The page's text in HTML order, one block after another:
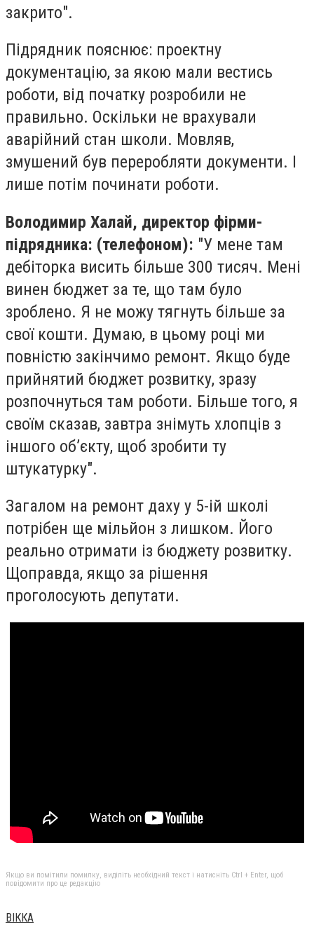
закрито".
Підрядник пояснює: проектну
документацію, за якою мали вестись
роботи, від початку розробили не
правильно. Оскільки не врахували
аварійний стан школи. Мовляв,
змушений був переробляти документи. І
лише потім починати роботи.
Володимир Халай, директор фірми-
підрядника: (телефоном): "У мене там
дебіторка висить більше 300 тисяч. Мені
винен бюджет за те, що там було
зроблено. Я не можу тягнуть більше за
свої кошти. Думаю, в цьому році ми
повністю закінчимо ремонт. Якщо буде
прийнятий бюджет розвитку, зразу
розпочнуться там роботи. Більше того, я
своїм сказав, завтра знімуть хлопців з
іншого об’єкту, щоб зробити ту
штукатурку".
Загалом на ремонт даху у 5-ій школі
потрібен ще мільйон з лишком. Його
реально отримати із бюджету розвитку.
Щоправда, якщо за рішення
проголосують депутати.
Якщо ви помітили помилку, виділіть необхідний текст і натисніть Ctrl + Enter, щоб
повідомити про це редакцію
ВІККА